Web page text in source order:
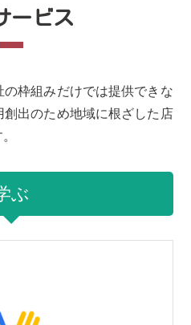
ービス
枠組みだけでは提供できな
出のため地域に根ざした店
ぶ